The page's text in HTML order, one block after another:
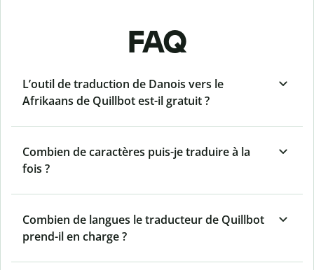
FAQ
L’outil de traduction de Danois vers le
Afrikaans de Quillbot est-il gratuit ?
Combien de caractères puis-je traduire à la
fois ?
Combien de langues le traducteur de Quillbot
prend-il en charge ?